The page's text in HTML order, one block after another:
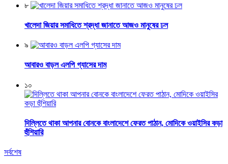
৮
খালেদা জিয়ার সমাধিতে শ্রদ্ধা জানাতে আজও মানুষের ঢল
৯
আবারও বাড়ল এলপি গ্যাসের দাম
১০
দিল্লিতে থাকা আপনার বোনকে বাংলাদেশে ফেরত পাঠান, মোদিকে ওয়াইসির কড়া
হুঁশিয়ারি
সর্বশেষ